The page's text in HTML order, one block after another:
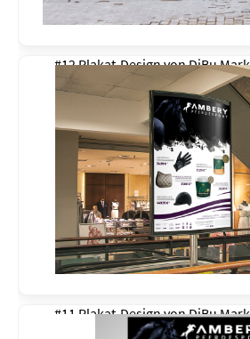
#12 Plakat-Design vonDiBu
#11 Plakat-Design vonDiBu